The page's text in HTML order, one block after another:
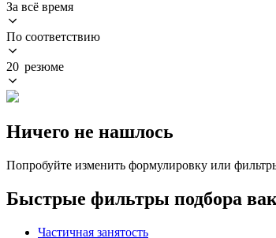
За всё время
По соответствию
20 резюме
Ничего не нашлось
Попробуйте изменить формулировку или
Быстрые фильтры подбора
Частичная занятость